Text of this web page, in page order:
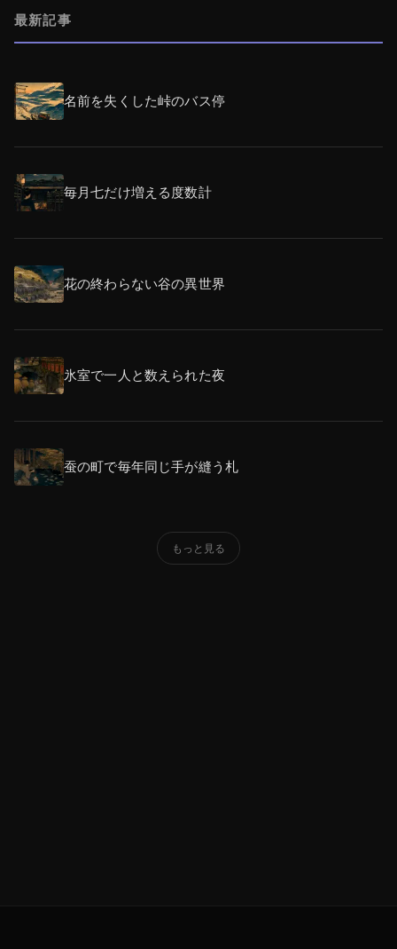
最新記事
名前を失くした峠のバス停
毎月七だけ増える度数計
花の終わらない谷の異世界
氷室で一人と数えられた夜
蚕の町で毎年同じ手が縫う札
もっと見る